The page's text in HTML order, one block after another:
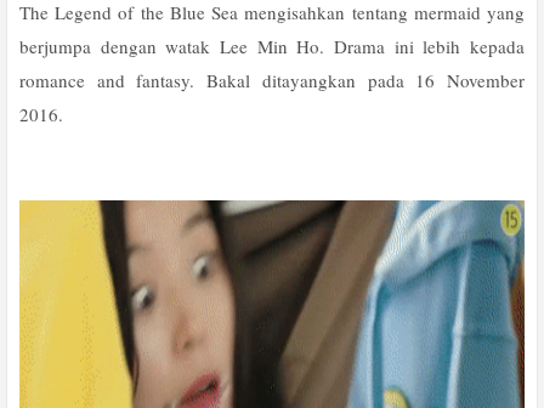
The Legend of the Blue Sea mengisahkan tentang mermaid yang
berjumpa dengan watak Lee Min Ho. Drama ini lebih kepada
romance and fantasy. Bakal ditayangkan pada 16 November
2016.